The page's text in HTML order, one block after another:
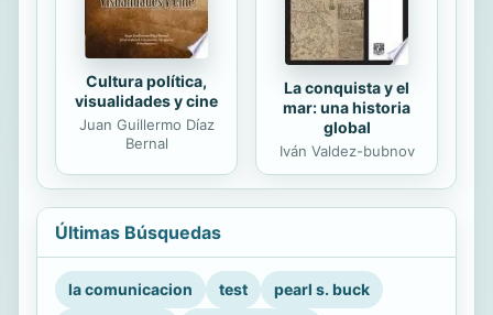
Cultura política,
visualidades y cine
Juan Guillermo Díaz
Bernal
La conquista y el
mar: una historia
global
Iván Valdez-bubnov
Últimas Búsquedas
la comunicacion test
pearl s. buck